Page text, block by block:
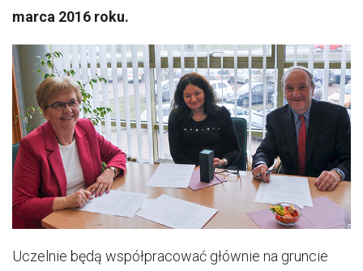
marca 2016 roku.
Uczelnie będą współpracować głównie na gruncie